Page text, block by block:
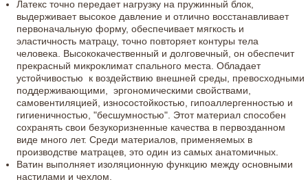
Латекс точно передает нагрузку на пружинный блок,
выдерживает высокое давление и отлично восстанавливает
первоначальную форму, обеспечивает мягкость и
эластичность матрацу, точно повторяет контуры тела
человека. Высококачественный и долговечный, он обеспечит
прекрасный микроклимат спального места. Обладает
устойчивостью к воздействию внешней среды, превосходными
поддерживающими, эргономическими свойствами,
самовентиляцией, износостойкостью, гипоаллергенностью и
гигиеничностью, "бесшумностью". Этот материал способен
сохранять свои безукоризненные качества в первозданном
виде много лет. Среди материалов, применяемых в
производстве матрацев, это один из самых анатомичных.
Ватин выполняет изоляционную функцию между основными
настилами и чехлом.